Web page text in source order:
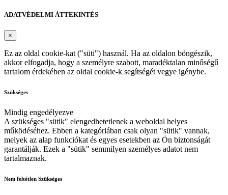
ADATVÉDELMI ÁTTEKINTÉS
×
Ez az oldal cookie-kat ("süti") használ. Ha az oldalon böngészik,
akkor elfogadja, hogy a személyre szabott, maradéktalan minőségű
tartalom érdekében az oldal cookie-k segítségét vegye igénybe.
Szükséges
Mindig engedélyezve
A szükséges "sütik" elengedhetetlenek a weboldal helyes
működéséhez. Ebben a kategóriában csak olyan "sütik" vannak,
melyek az alap funkciókat és egyes esetekben az Ön biztonságát
garantálják. Ezek a "sütik" semmilyen személyes adatot nem
tartalmaznak.
Nem feltétlen Szükséges